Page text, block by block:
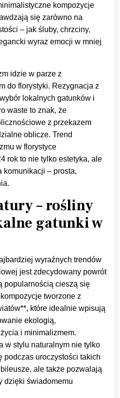
kompozycje
się zarówno na
– jak śluby, chrzciny,
wyraz emocji w mniej
idzie w parze z
do florystyki. Rezygnacja z
lokalnych gatunków i
waste to znak, że
z przekazem
oblicze. Trend
w florystyce
rok to nie tylko estetyka, ale
komunikacji – prosta,
– rośliny
gatunki w
wyraźnych trendów
jest zdecydowany powrót
popularnością cieszą się
tworzone z
które idealnie wpisują
ekologią,
i minimalizmem.
w stylu naturalnym nie tylko
podczas uroczystości takich
ale także pozwalają
dzięki świadomemu